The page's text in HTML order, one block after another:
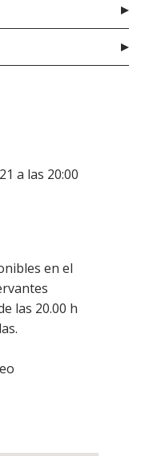
a las 20:00
en el
las 20.00 h